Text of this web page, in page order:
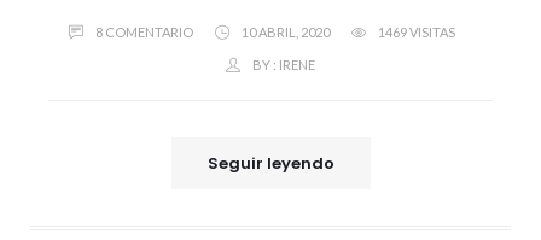
8 COMENTARIO 10 ABRIL, 2020 1469 VISITAS
BY : IRENE
Seguir leyendo